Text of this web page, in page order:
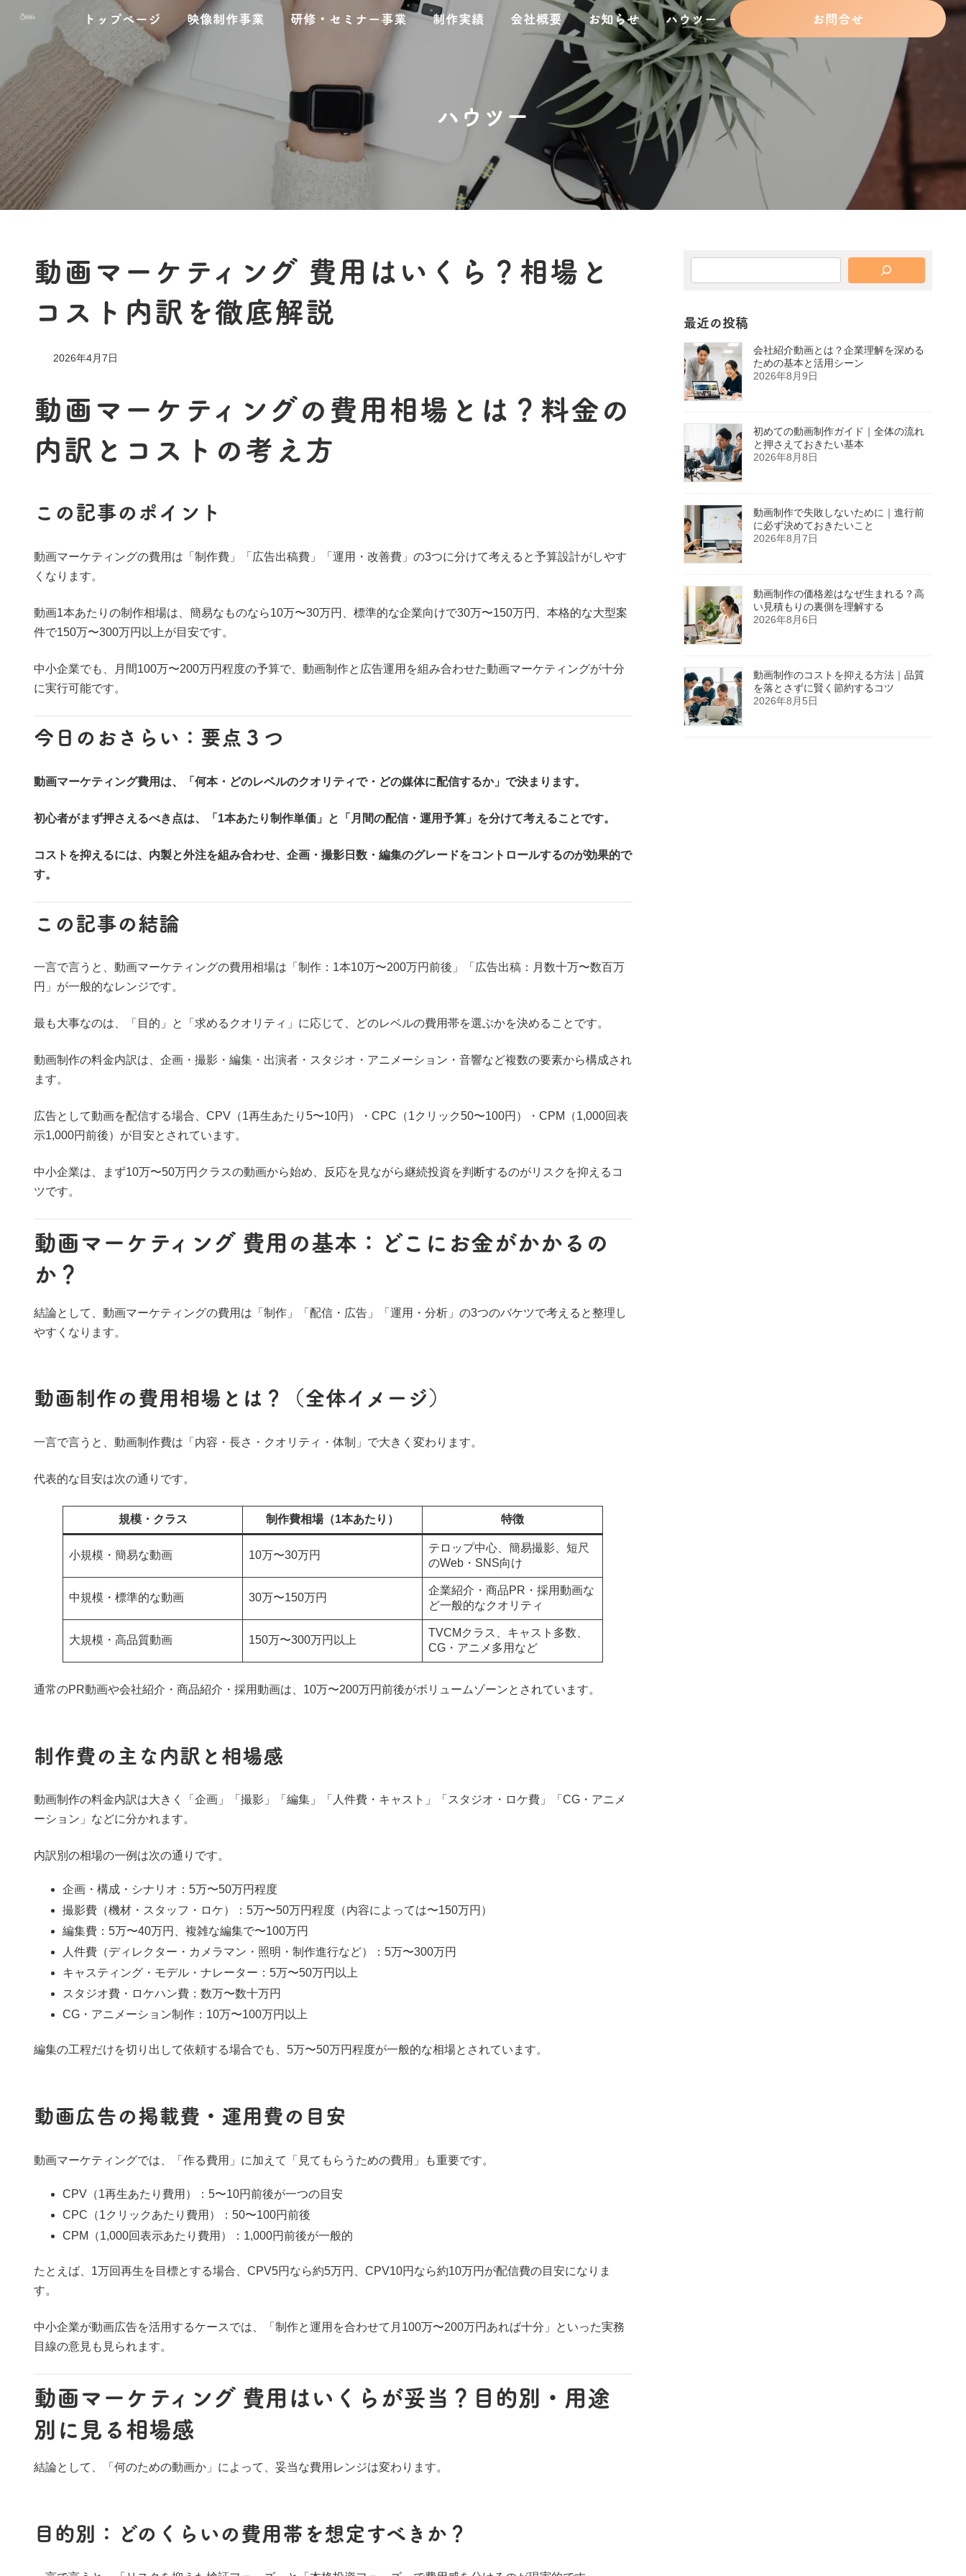
へ
ス
ッ
プ
ョ
ン
移
動
トップページ 映像制作事業 研修・セミナー事業 制作実績 会社概要 お知らせ ハウツー お問合せ
ハウツー
動画マーケティング 費用はいくら？相場と
コスト内訳を徹底解説
2026年4月7日
動画マーケティングの費用相場とは？料金の
内訳とコストの考え方
この記事のポイント
動画マーケティングの費用は「制作費」「広告出稿費」「運用・改善費」の3つに分けて考えると予算設計がしやす
くなります。
動画1本あたりの制作相場は、簡易なものなら10万〜30万円、標準的な企業向けで30万〜150万円、本格的な大型案
件で150万〜300万円以上が目安です。
中小企業でも、月間100万〜200万円程度の予算で、動画制作と広告運用を組み合わせた動画マーケティングが十分
に実行可能です。
今日のおさらい：要点３つ
動画マーケティング費用は、「何本・どのレベルのクオリティで・どの媒体に配信するか」で決まります。
初心者がまず押さえるべき点は、「1本あたり制作単価」と「月間の配信・運用予算」を分けて考えることです。
コストを抑えるには、内製と外注を組み合わせ、企画・撮影日数・編集のグレードをコントロールするのが効果的で
す。
この記事の結論
一言で言うと、動画マーケティングの費用相場は「制作：1本10万〜200万円前後」「広告出稿：月数十万〜数百万
円」が一般的なレンジです。
最も大事なのは、「目的」と「求めるクオリティ」に応じて、どのレベルの費用帯を選ぶかを決めることです。
動画制作の料金内訳は、企画・撮影・編集・出演者・スタジオ・アニメーション・音響など複数の要素から構成され
ます。
広告として動画を配信する場合、CPV（1再生あたり5〜10円）・CPC（1クリック50〜100円）・CPM（1,000回表
示1,000円前後）が目安とされています。
中小企業は、まず10万〜50万円クラスの動画から始め、反応を見ながら継続投資を判断するのがリスクを抑えるコ
ツです。
動画マーケティング 費用の基本：どこにお金がかかるの
か？
結論として、動画マーケティングの費用は「制作」「配信・広告」「運用・分析」の3つのバケツで考えると整理し
やすくなります。
動画制作の費用相場とは？（全体イメージ）
一言で言うと、動画制作費は「内容・長さ・クオリティ・体制」で大きく変わります。
代表的な目安は次の通りです。
規模・クラス 制作費相場（1本あたり） 特徴
小規模・簡易な動画 10万〜30万円
テロップ中心、簡易撮影、短尺
のWeb・SNS向け
中規模・標準的な動画 30万〜150万円
企業紹介・商品PR・採用動画な
ど一般的なクオリティ
大規模・高品質動画 150万〜300万円以上
TVCMクラス、キャスト多数、
CG・アニメ多用など
通常のPR動画や会社紹介・商品紹介・採用動画は、10万〜200万円前後がボリュームゾーンとされています。
制作費の主な内訳と相場感
動画制作の料金内訳は大きく「企画」「撮影」「編集」「人件費・キャスト」「スタジオ・ロケ費」「CG・アニメ
ーション」などに分かれます。
内訳別の相場の一例は次の通りです。
企画・構成・シナリオ：5万〜50万円程度
撮影費（機材・スタッフ・ロケ）：5万〜50万円程度（内容によっては〜150万円）
編集費：5万〜40万円、複雑な編集で〜100万円
人件費（ディレクター・カメラマン・照明・制作進行など）：5万〜300万円
キャスティング・モデル・ナレーター：5万〜50万円以上
スタジオ費・ロケハン費：数万〜数十万円
CG・アニメーション制作：10万〜100万円以上
編集の工程だけを切り出して依頼する場合でも、5万〜50万円程度が一般的な相場とされています。
動画広告の掲載費・運用費の目安
動画マーケティングでは、「作る費用」に加えて「見てもらうための費用」も重要です。
CPV（1再生あたり費用）：5〜10円前後が一つの目安
CPC（1クリックあたり費用）：50〜100円前後
CPM（1,000回表示あたり費用）：1,000円前後が一般的
たとえば、1万回再生を目標とする場合、CPV5円なら約5万円、CPV10円なら約10万円が配信費の目安になりま
す。
中小企業が動画広告を活用するケースでは、「制作と運用を合わせて月100万〜200万円あれば十分」といった実務
目線の意見も見られます。
動画マーケティング 費用はいくらが妥当？目的別・用途
別に見る相場感
結論として、「何のための動画か」によって、妥当な費用レンジは変わります。
目的別：どのくらいの費用帯を想定すべきか？
最近の投稿
会社紹介動画とは？企業理解を深める
ための基本と活用シーン
2026年8月9日
初めての動画制作ガイド｜全体の流れ
と押さえておきたい基本
2026年8月8日
動画制作で失敗しないために｜進行前
に必ず決めておきたいこと
2026年8月7日
動画制作の価格差はなぜ生まれる？高
い見積もりの裏側を理解する
2026年8月6日
動画制作のコストを抑える方法｜品質
を落とさずに賢く節約するコツ
2026年8月5日